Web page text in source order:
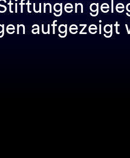
aufgezeigt